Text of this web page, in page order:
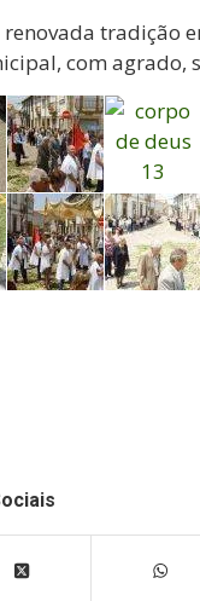
tradição
com agrado,